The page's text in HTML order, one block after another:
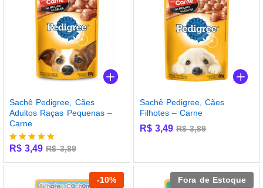
Sachê Pedigree, Cães
Adultos Raças Pequenas –
Carne
Avaliação
de 5
R$ 3,49 R$3,89
Sachê Pedigree, Cães
Filhotes – Carne
R$3,49 R$3,89
-10% Fora de Estoque